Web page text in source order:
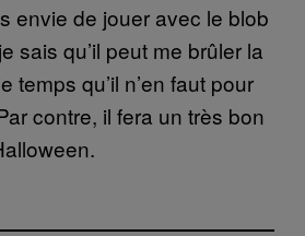
envie de jouer avec le blob
sais qu’il peut me brûler la
temps qu’il n’en faut pour
contre, il fera un très bon